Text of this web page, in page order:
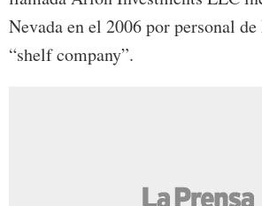
Nevada en el 2006 por personal
“shelf company”.